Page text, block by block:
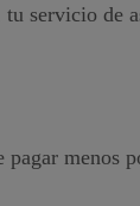
servicio de
pagar